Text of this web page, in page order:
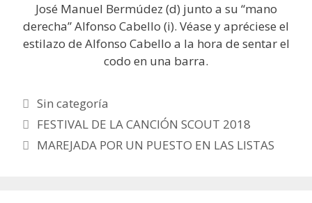
José Manuel Bermúdez (d) junto a su “mano
derecha” Alfonso Cabello (i). Véase y apréciese el
estilazo de Alfonso Cabello a la hora de sentar el
codo en una barra.
Categorías
Sin categoría
Post
navigation
FESTIVAL DE LA CANCIÓN SCOUT 2018
MAREJADA POR UN PUESTO EN LAS LISTAS